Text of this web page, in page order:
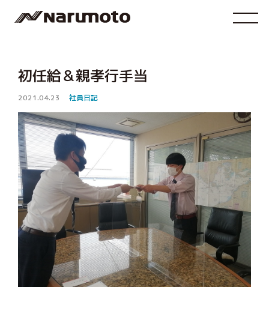
初任給＆親孝行手当
2021.04.23 社員日記